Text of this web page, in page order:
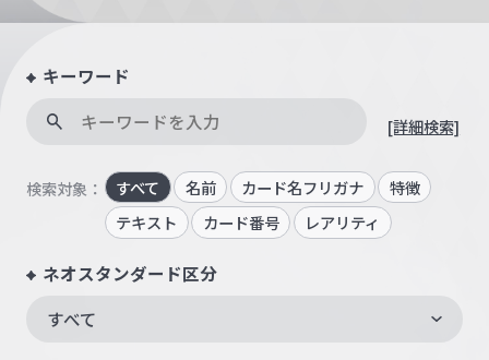
キーワード
[詳細検索]
検索対象： すべて 名前 カード名フリガナ
特徴
テキスト
カード番号 レアリティ
ネオスタンダード区分
すべて